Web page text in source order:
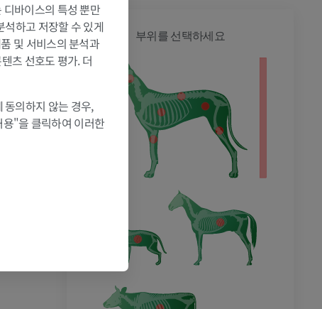
부위를 선택하세요
바이스의 특성 뿐만
석하고 저장할 수 있게
및 서비스의 분석과
츠 선호도 평가. 더
동의하지 않는 경우,
"을 클릭하여 이러한